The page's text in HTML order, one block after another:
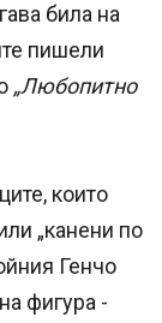
била на
пишели
„Любопитно
които
„канени по
Генчо
фигура -